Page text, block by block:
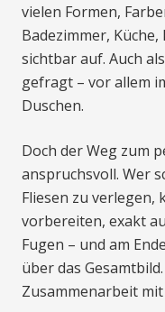
vielen Formen,
Badezimmer,
sichtbar auf. Auch
gefragt – vor allem
Duschen.
Doch der Weg zum
anspruchsvoll. Wer
Fliesen zu verlegen,
vorbereiten, exakt
Fugen – und am
über das
Zusammenarbeit